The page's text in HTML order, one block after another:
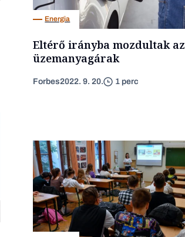
Energia
Eltérő irányba mozdultak az
üzemanyagárak
Forbes2022. 9. 20. 1 perc